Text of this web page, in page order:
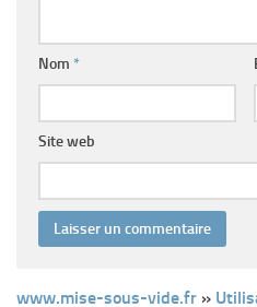
Nom *
Site web
www.mise-sous-vide.fr »